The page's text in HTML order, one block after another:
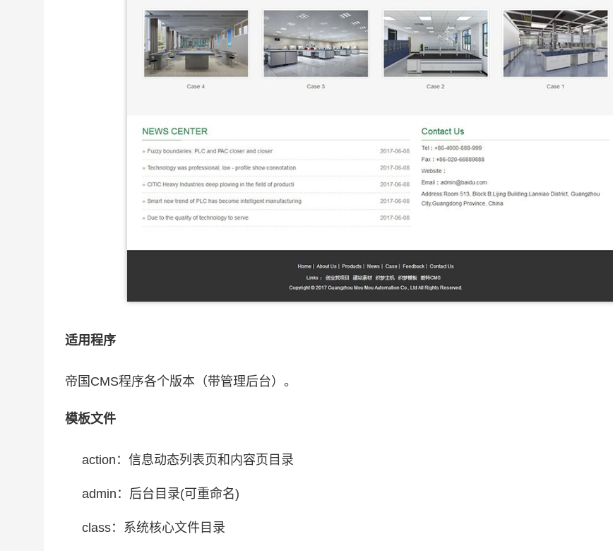
适用程序
帝国CMS程序各个版本（带管理后台）。
模板文件
action：信息动态列表页和内容页目录
admin：后台目录(可重命名)
class：系统核心文件目录